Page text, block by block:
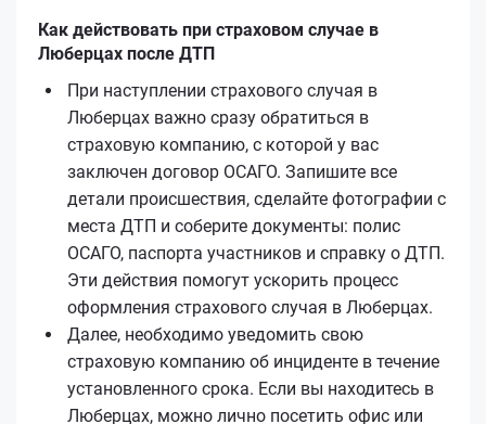
Как действовать при страховом случае в
Люберцах после ДТП
При наступлении страхового случая в
Люберцах важно сразу обратиться в
страховую компанию, с которой у вас
заключен договор ОСАГО. Запишите все
детали происшествия, сделайте фотографии с
места ДТП и соберите документы: полис
ОСАГО, паспорта участников и справку о ДТП.
Эти действия помогут ускорить процесс
оформления страхового случая в Люберцах.
Далее, необходимо уведомить свою
страховую компанию об инциденте в течение
установленного срока. Если вы находитесь в
Люберцах, можно лично посетить офис или